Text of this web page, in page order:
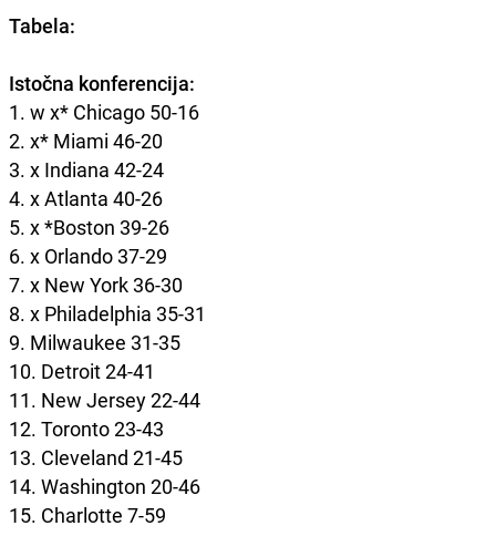
Tabela:
Istočna konferencija:
1. w x* Chicago 50-16
2. x* Miami 46-20
3. x Indiana 42-24
4. x Atlanta 40-26
5. x *Boston 39-26
6. x Orlando 37-29
7. x New York 36-30
8. x Philadelphia 35-31
9. Milwaukee 31-35
10. Detroit 24-41
11. New Jersey 22-44
12. Toronto 23-43
13. Cleveland 21-45
14. Washington 20-46
15. Charlotte 7-59